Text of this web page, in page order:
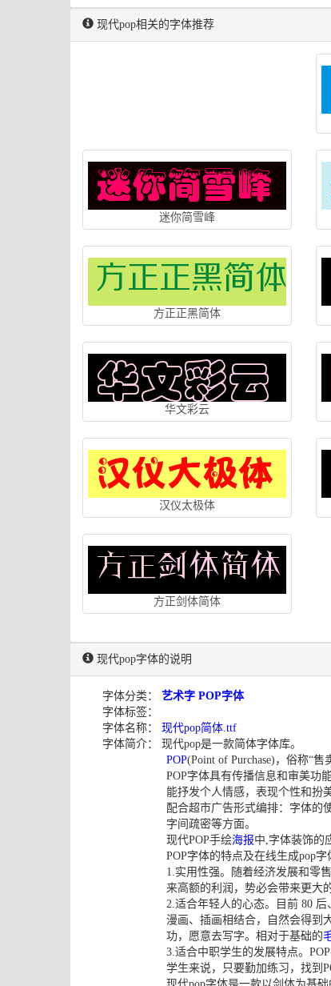
现代pop相关的字体推荐
迷你简雪峰
方正正黑简体
华文彩云
汉仪太极体
方正剑体简体
现代pop字体的说明
字体分类： 艺术字 POP字体
字体标签：
字体名称： 现代pop简体.ttf
字体简介： 现代pop是一款简体字体库。
POP(Point of Purchase)，俗称“
POP字体具有传播信息和审美功
能抒发个人情感，表现个性和扮
配合超市广告形式编排：字体的
字间疏密等方面。
现代POP手绘海报中,字体装饰的
POP字体的特点及在线生成pop字
1.实用性强。随着经济发展和零
来高额的利润，势必会带来更大
2.适合年轻人的心态。目前 80
漫画、插画相结合，自然会得到
功，愿意去写字。相对于基础的
3.适合中职学生的发展特点。
学生来说，只要勤加练习，找到